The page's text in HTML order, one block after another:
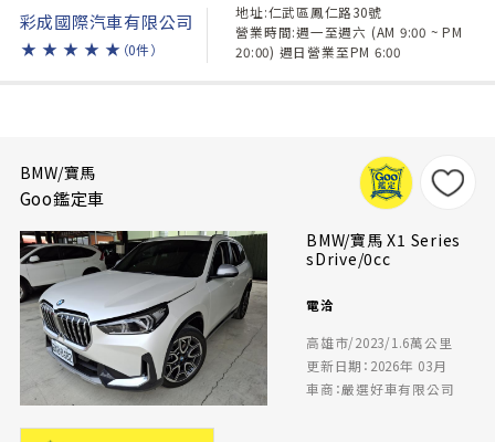
彩成國際汽車有限公司
★ ★ ★ ★ ★ （0件）
地址:仁武區鳳仁路30號
營業時間:週一至週六 (AM 9:00 ~ PM
20:00) 週日營業至PM 6:00
BMW/寶馬
Goo鑑定車
BMW/寶馬 X1 Series
sDrive/0cc
電洽
高雄市/2023/1.6萬公里
更新日期：2026年 03月
車商：嚴選好車有限公司